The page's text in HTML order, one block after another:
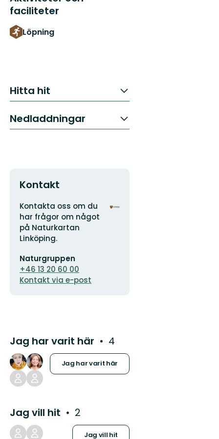
faciliteter
Löpning
Hitta hit
Nedladdningar
Kontakt
Adress
Kontakta oss om du
har frågor om något
på Naturkartan
Linköping.
postadress
Naturgruppen
+46 13 20 60 00
Kontakt via e-post
Organisationens
Jag har varit här 4
Jag har varit här
Jag vill hit 2
Jag vill hit